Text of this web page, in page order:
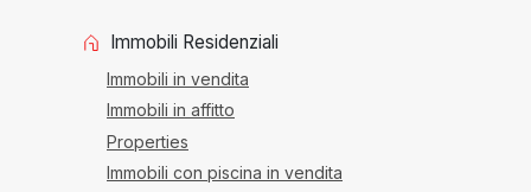
Immobili Residenziali
Immobili in vendita
Immobili in affitto
Properties
Immobili con piscina in vendita